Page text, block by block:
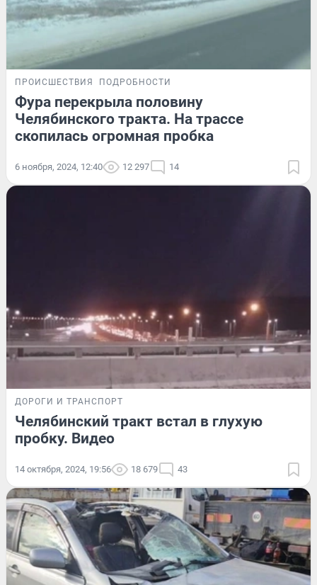
ПРОИСШЕСТВИЯ ПОДРОБНОСТИ
Фура перекрыла половину
Челябинского тракта. На трассе
скопилась огромная пробка
6 ноября, 2024, 12:40 12 297 14
ДОРОГИ И ТРАНСПОРТ
Челябинский тракт встал в глухую
пробку. Видео
14 октября, 2024, 19:56 18 679 43